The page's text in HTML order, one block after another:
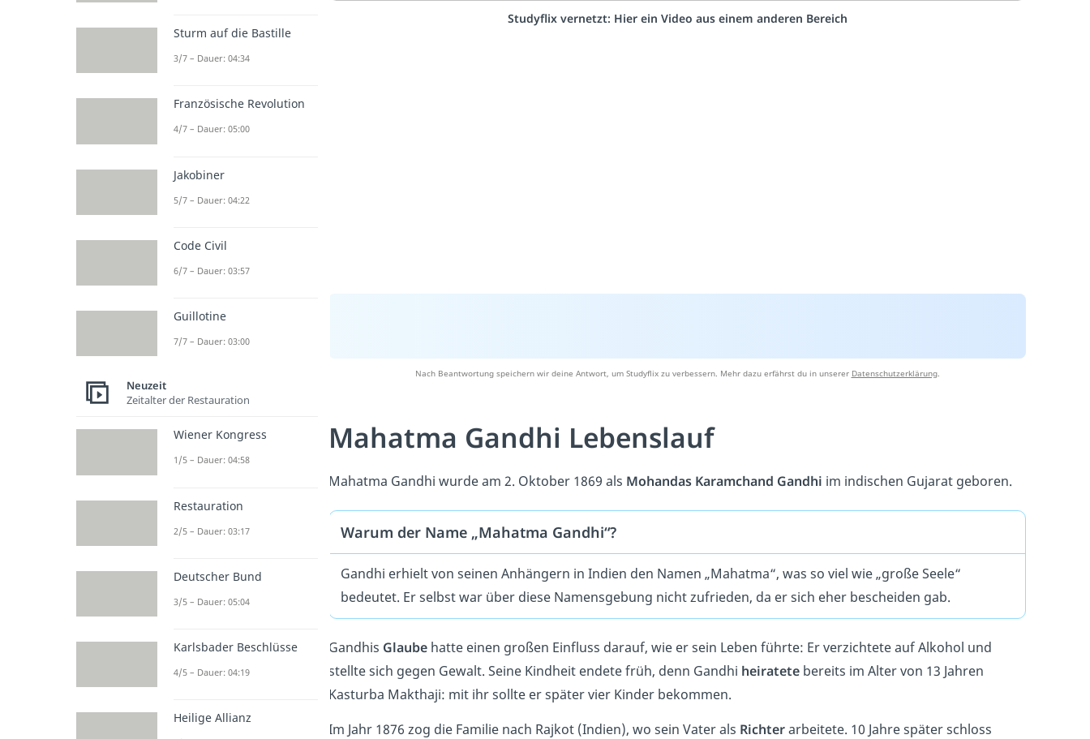
Studyflix vernetzt: Hier ein Video aus einem anderen Bereich
Nach Beantwortung speichern wir deine Antwort, um Studyflix zu verbessern. Mehr dazu erfährst du in unserer Datenschutzerklärung.
Mahatma Gandhi Lebenslauf
Mahatma Gandhi wurde am 2. Oktober 1869 als Mohandas Karamchand Gandhi im indischen Gujarat geboren.
Warum der Name „Mahatma Gandhi“?
Gandhi erhielt von seinen Anhängern in Indien den Namen „Mahatma“, was so viel wie „große Seele“
bedeutet. Er selbst war über diese Namensgebung nicht zufrieden, da er sich eher bescheiden gab.
Gandhis Glaube hatte einen großen Einfluss darauf, wie er sein Leben führte: Er verzichtete auf Alkohol und
stellte sich gegen Gewalt. Seine Kindheit endete früh, denn Gandhi heiratete bereits im Alter von 13 Jahren
Kasturba Makthaji: mit ihr sollte er später vier Kinder bekommen.
Im Jahr 1876 zog die Familie nach Rajkot (Indien), wo sein Vater als Richterarbeitete. 10 Jahre später schloss
Sturm auf die Bastille
3/7 – Dauer: 04:34
Französische Revolution
4/7 – Dauer: 05:00
Jakobiner
5/7 – Dauer: 04:22
Code Civil
6/7 – Dauer: 03:57
Guillotine
7/7 – Dauer: 03:00
Neuzeit
Zeitalter der Restauration
Wiener Kongress
1/5 – Dauer: 04:58
Restauration
2/5 – Dauer: 03:17
Deutscher Bund
3/5 – Dauer: 05:04
Karlsbader Beschlüsse
4/5 – Dauer: 04:19
Heilige Allianz